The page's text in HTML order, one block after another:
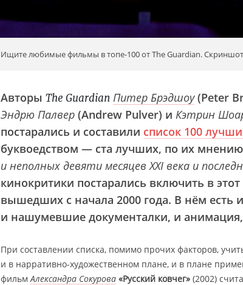
Ищите любимые фильмы в топе-100 от The Guardian.
Авторы The Guardian Питер Брэдшоу(Peter
Эндрю Палвер (Andrew Pulver) и Кэтрин
постарались и составили список 100
буквоедством — ста лучших, по их
и неполных девяти месяцев XXI века и
кинокритики постарались включить в
вышедших с начала 2000 года. В нём есть
и нашумевшие документалки, и
При составлении списка, помимо прочих факторов,
и в нарративно-художественном плане, и в плане
фильм Александра Сокурова «Русский ковчег» (2002)